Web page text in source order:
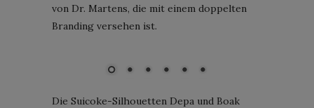
von Dr. Martens, die mit einem doppelten
Branding versehen ist.
Die Suicoke-Silhouetten Depa und Boak